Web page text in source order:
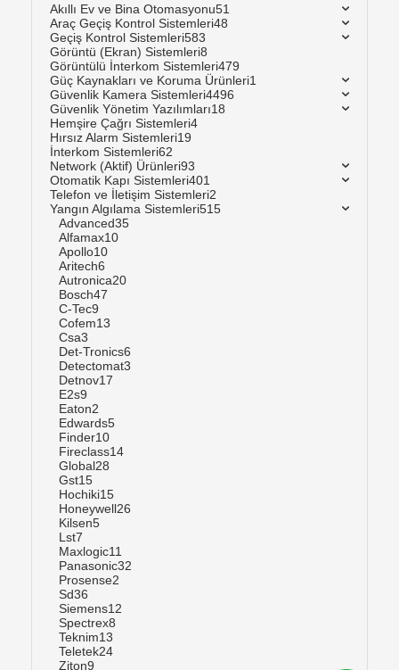
Akıllı Ev ve Bina Otomasyonu51
Araç Geçiş Kontrol Sistemleri48
Geçiş Kontrol Sistemleri583
Görüntü (Ekran) Sistemleri8
Görüntülü İnterkom Sistemleri479
Güç Kaynakları ve Koruma Ürünleri1
Güvenlik Kamera Sistemleri4496
Güvenlik Yönetim Yazılımları18
Hemşire Çağrı Sistemleri4
Hırsız Alarm Sistemleri19
İnterkom Sistemleri62
Network (Aktif) Ürünleri93
Otomatik Kapı Sistemleri401
Telefon ve İletişim Sistemleri2
Yangın Algılama Sistemleri515
Advanced35
Alfamax10
Apollo10
Aritech6
Autronica20
Bosch47
C-Tec9
Cofem13
Csa3
Det-Tronics6
Detectomat3
Detnov17
E2s9
Eaton2
Edwards5
Finder10
Fireclass14
Global28
Gst15
Hochiki15
Honeywell26
Kilsen5
Lst7
Maxlogic11
Panasonic32
Prosense2
Sd36
Siemens12
Spectrex8
Teknim13
Teletek24
Ziton9